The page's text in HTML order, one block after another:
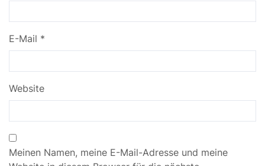
E-Mail *
Website
Meinen Namen, meine E-Mail-Adresse und meine